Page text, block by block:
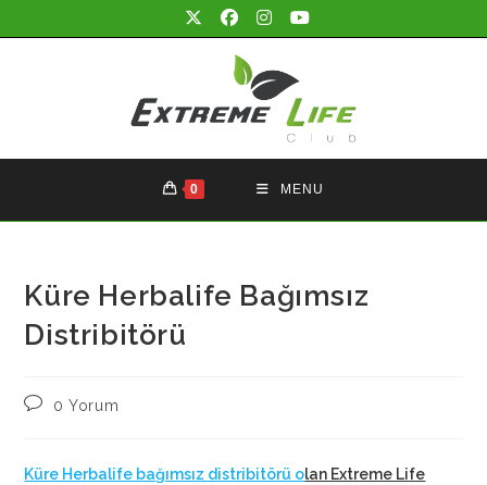
to
0 MENU
Küre Herbalife Bağımsız
Distribitörü
Post0 Yorum
Küre Herbalife bağımsız distribitörü olan Extreme Life